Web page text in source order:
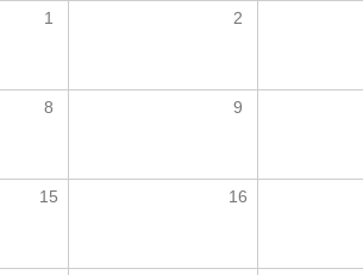
1
2
8 9
15 16